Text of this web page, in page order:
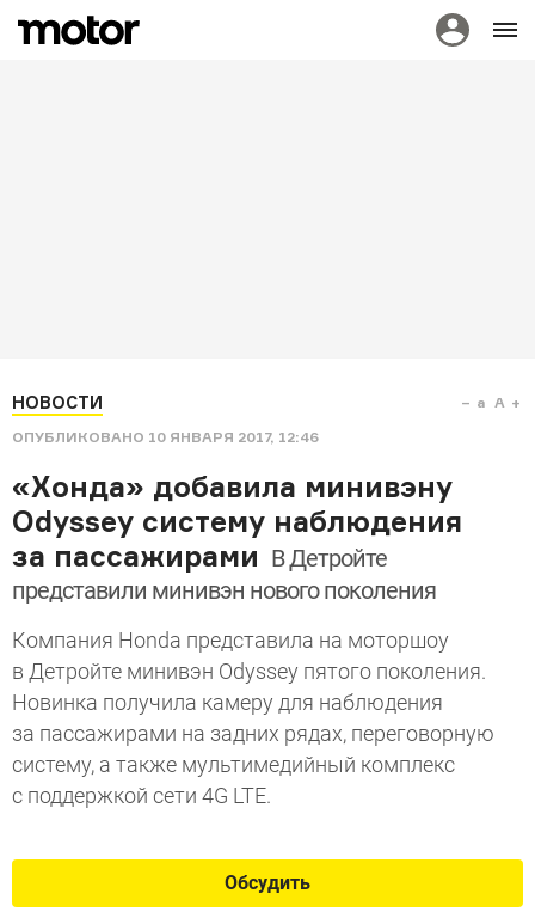
НОВОСТИ
ОПУБЛИКОВАНО 10 ЯНВАРЯ 2017, 12:46
a A
«Хонда» добавила минивэну
Odyssey систему наблюдения
за пассажирами В Детройте
представили минивэн нового поколения
Компания Honda представила на моторшоу
в Детройте минивэн Odyssey пятого поколения.
Новинка получила камеру для наблюдения
за пассажирами на задних рядах, переговорную
систему, а также мультимедийный комплекс
с поддержкой сети 4G LTE.
Обсудить